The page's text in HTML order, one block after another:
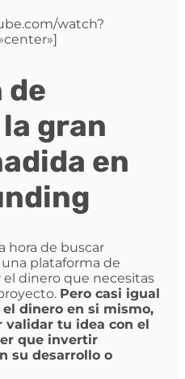
watch?
de
gran
en
hora de buscar
plataforma de
el dinero que necesitas
Pero casi igual
dinero en si mismo,
validar tu idea con el
que invertir
su desarrollo o